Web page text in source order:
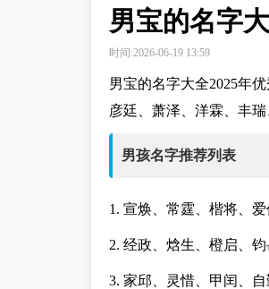
男宝的名字
时间:2026-06-19 13:59
男宝的名字大全2025年
彦廷、萧泽、洋霖、丰
男孩名字推荐列表
1. 宣焕、常霆、楷将、
2. 经政、焓生、橙启、
3. 家邱、灵惜、甲闰、